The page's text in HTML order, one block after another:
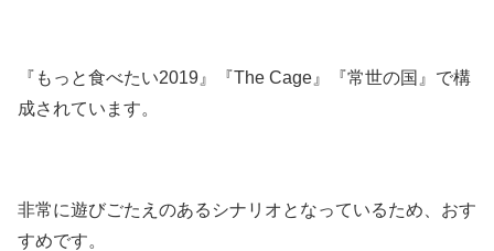
『もっと食べたい2019』『The Cage』『常世の国』で構
成されています。
非常に遊びごたえのあるシナリオとなっているため、おす
すめです。